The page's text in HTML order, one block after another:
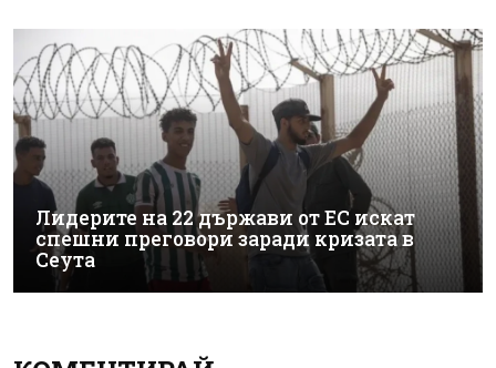
Лидерите на 22 държави от ЕС искат
спешни преговори заради кризата в
Сеута